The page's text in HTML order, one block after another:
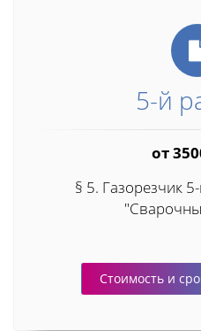
5-й
от
§ 5. Газорезчик
Стоимость и